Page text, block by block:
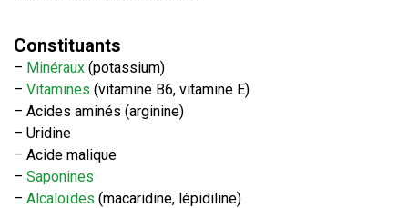
Constituants
– Minéraux (potassium)
– Vitamines (vitamine B6, vitamine E)
– Acides aminés (arginine)
– Uridine
– Acide malique
– Saponines
– Alcaloïdes (macaridine, lépidiline)